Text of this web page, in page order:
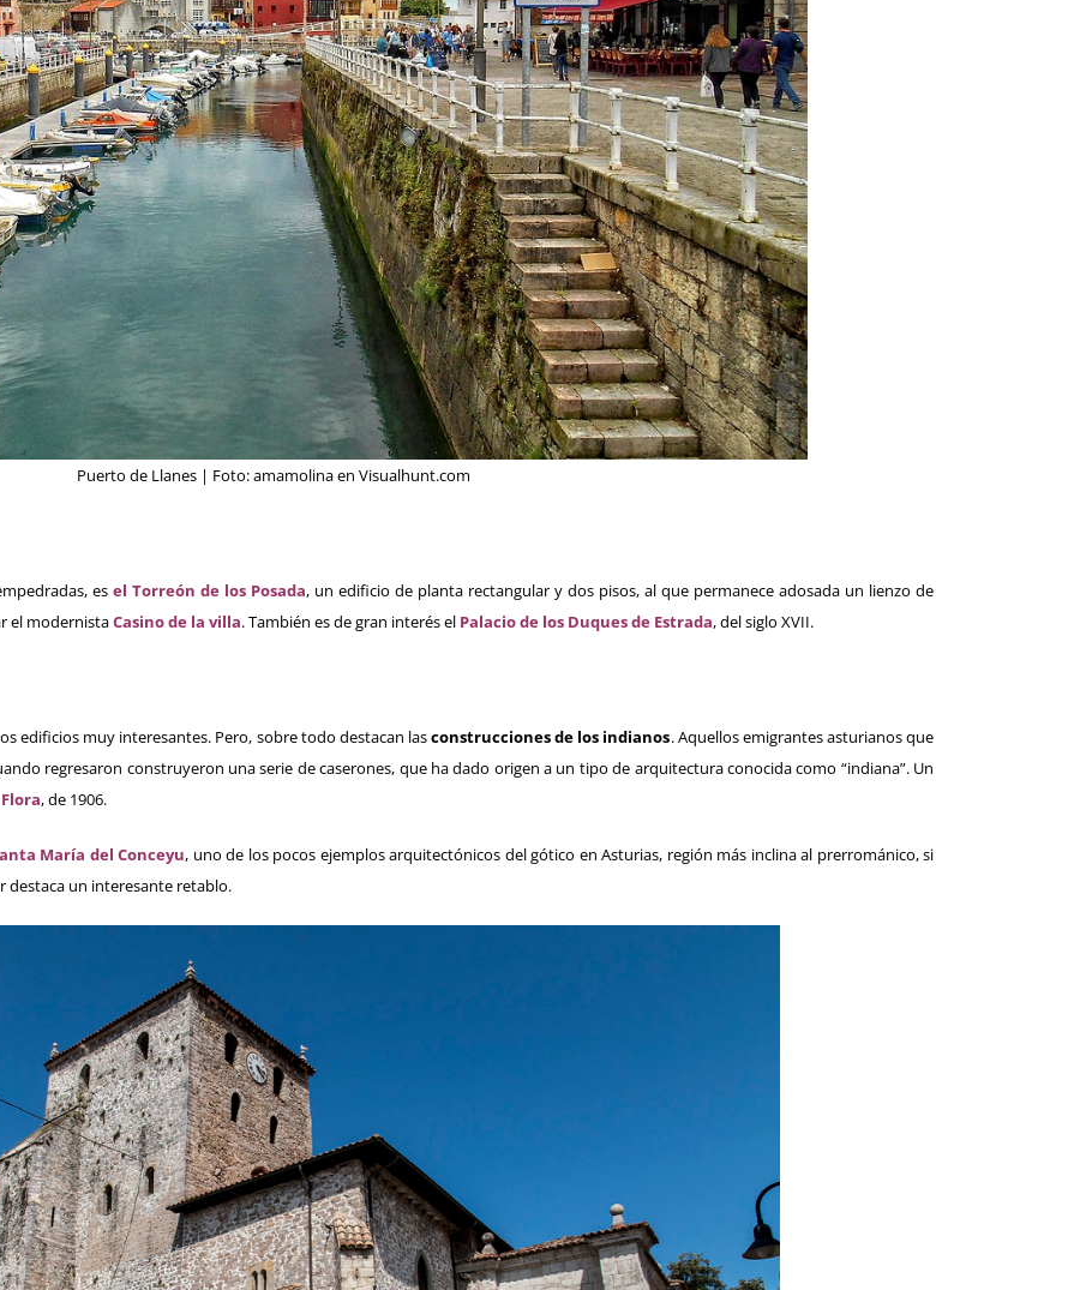
Puerto de Llanes | Foto:amamolinaen Visualhunt.com
es el Torreón de los Posada, un edificio de planta rectangular y dos pisos, al que permanece adosada un lienzo de
el modernistaCasino de la villa. También es de gran interés el Palacio de los Duques de Estrada, del siglo XVII.
edificios muy interesantes. Pero, sobre todo destacan lasconstrucciones de los indianos. Aquellos emigrantes asturianos que
regresaron construyeron una serie de caserones, que ha dado origen a un tipo de arquitectura conocida como “indiana”. Un
,de 1906.
María del Conceyu, uno de los pocos ejemplos arquitectónicos del gótico en Asturias, región más inclina al prerrománico, si
destaca un interesante retablo.